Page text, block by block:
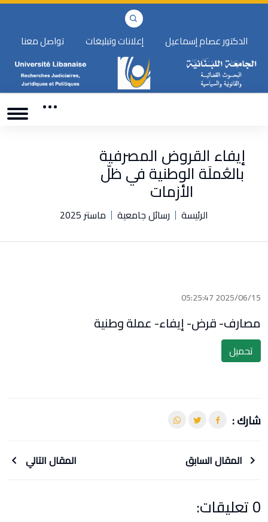
الدكتور عصام إسماعيل إعلانات وتبليغات تواصل معنا
إيفاء القروض المصرفية
بالعُملَة الوطنية في ظلّ
الأزمات
الرئيسة رسائل جامعية ماستر 2025
2025/06/15 05:25:47
مصارف- قرض- إيفاء- عملة وطنية
تحميل
شارك :
المقال السابق المقال التالي
0 تعليقات: